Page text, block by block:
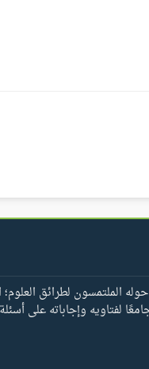
الملتمسون لطرائق العلوم؛
لفتاويه وإجاباته على